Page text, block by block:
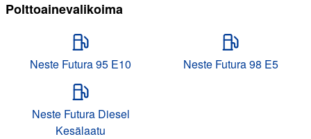
Polttoainevalikoima
Neste Futura 95 E10 Neste Futura 98 E5
Neste Futura Diesel
Kesälaatu